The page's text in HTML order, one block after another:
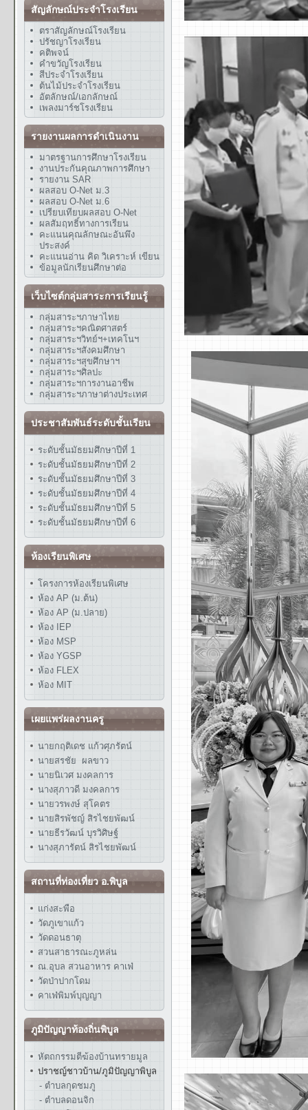
สัญลักษณ์ประจำโรงเรียน
ตราสัญลักษณ์โรงเรียน
ปรัชญาโรงเรียน
คติพจน์
คำขวัญโรงเรียน
สีประจำโรงเรียน
ต้นไม้ประจำโรงเรียน
อัตลักษณ์/เอกลักษณ์
เพลงมาร์ชโรงเรียน
รายงานผลการดำเนินงาน
มาตรฐานการศึกษาโรงเรียน
งานประกันคุณภาพการศึกษา
รายงาน SAR
ผลสอบ O-Net ม.3
ผลสอบ O-Net ม.6
เปรียบเทียบผลสอบ O-Net
ผลสัมฤทธิ์ทางการเรียน
คะแนนคุณลักษณะอันพึง
ประสงค์
คะแนนอ่าน คิด วิเคราะห์ เขียน
ข้อมูลนักเรียนศึกษาต่อ
เว็บไซต์กลุ่มสาระการเรียนรู้
กลุ่มสาระฯภาษาไทย
กลุ่มสาระฯคณิตศาสตร์
กลุ่มสาระฯวิทย์ฯ+เทคโนฯ
กลุ่มสาระฯสังคมศึกษา
กลุ่มสาระฯสุขศึกษาฯ
กลุ่มสาระฯศิลปะ
กลุ่มสาระฯการงานอาชีพ
กลุ่มสาระฯภาษาต่างประเทศ
ประชาสัมพันธ์ระดับชั้นเรียน
ระดับชั้นมัธยมศึกษาปีที่ 1
ระดับชั้นมัธยมศึกษาปีที่ 2
ระดับชั้นมัธยมศึกษาปีที่ 3
ระดับชั้นมัธยมศึกษาปีที่ 4
ระดับชั้นมัธยมศึกษาปีที่ 5
ระดับชั้นมัธยมศึกษาปีที่ 6
ห้องเรียนพิเศษ
โครงการห้องเรียนพิเศษ
ห้อง AP (ม.ต้น)
ห้อง AP (ม.ปลาย)
ห้อง IEP
ห้อง MSP
ห้อง YGSP
ห้อง FLEX
ห้อง MIT
เผยแพร่ผลงานครู
นายกฤติเดช แก้วศุภรัตน์
นายสรชัย ผลขาว
นายนิเวศ มงคลการ
นางสุภาวดี มงคลการ
นายวรพงษ์ สุโคตร
นายสิรพัชญ์ สิรไชยพัฒน์
นายธีรวัฒน์ บุรวิศิษฐ์
นางสุภารัตน์ สิรไชยพัฒน์
สถานที่ท่องเที่ยว อ.พิบูล
แก่งสะพือ
วัดภูเขาแก้ว
วัดดอนธาตุ
สวนสาธารณะภูหล่น
ณ.อุบล สวนอาหาร คาเฟ่
วัดป่าปากโดม
คาเฟ่พิมพ์บุญญา
ภูมิปัญญาท้องถิ่นพิบูล
หัตถกรรมตีฆ้องบ้านทรายมูล
ปราชญ์ชาวบ้าน/ภูมิปัญญาพิบูล
- ตำบลกุดชมภู
- ตำบลดอนจิก